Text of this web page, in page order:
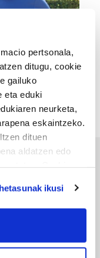
pertsonala,
ditugu, cookie
gailuko
eta eduki
neurketa,
eskaintzeko.
dituen
aldatzen edo
geographical
ikusi
jendeak
du»